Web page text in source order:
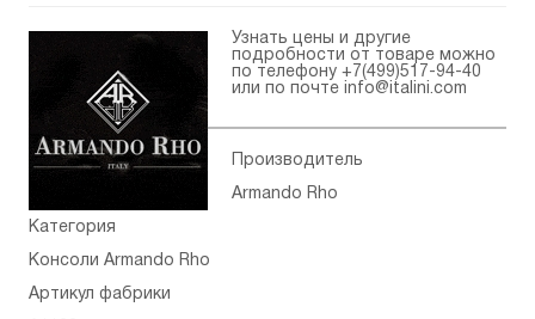
Узнать цены и другие
подробности от товаре можно
по телефону +7(499)517-94-40
или по почте
info@italini.com
Производитель
Armando Rho
Категория
Консоли Armando Rho
Артикул фабрики